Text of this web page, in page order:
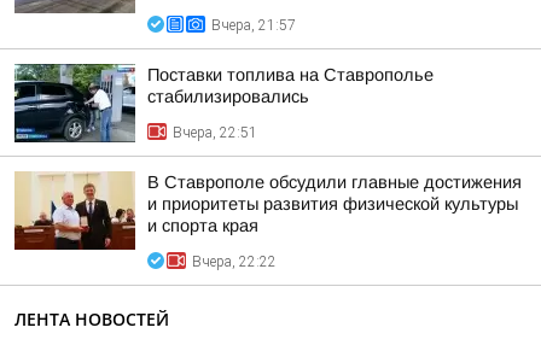
Вчера, 21:57
Поставки топлива на Ставрополье
стабилизировались
Вчера, 22:51
В Ставрополе обсудили главные достижения
и приоритеты развития физической культуры
и спорта края
Вчера, 22:22
ЛЕНТА НОВОСТЕЙ